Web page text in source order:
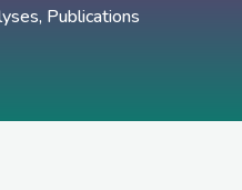
, Publications